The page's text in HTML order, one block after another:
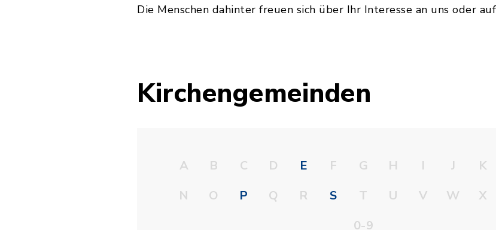
Die Menschen dahinter freuen sich über Ihr Interesse an uns oder
Kirchengemeinden
A B C D E F G H I J K
N
O P Q R S T U V W X
0-9